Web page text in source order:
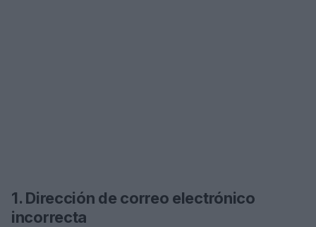
1. Dirección de correo electrónico
incorrecta